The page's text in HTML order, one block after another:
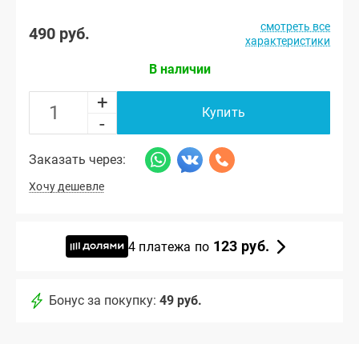
490 руб.
смотреть все
характеристики
В наличии
+
-
Купить
Заказать через:
Хочу дешевле
4 платежа по 123 руб.
Бонус за покупку: 49 руб.